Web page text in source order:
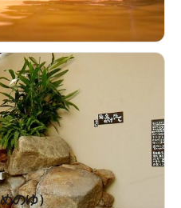
のゆ）